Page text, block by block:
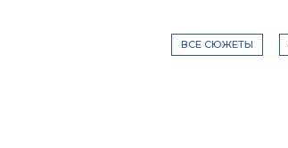
ВСЕ СЮЖЕТЫ